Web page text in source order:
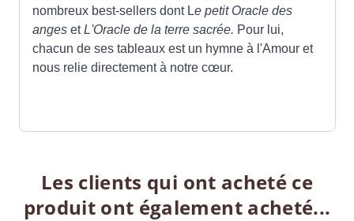
nombreux best-sellers dont Le petit Oracle des
angesetL'Oracle de la terre sacrée. Pour lui,
chacun de ses tableaux est un hymne à l'Amour et
nous relie directement à notre cœur.
Les clients qui ont acheté ce
produit ont également acheté...